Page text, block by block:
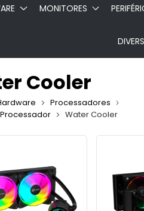
MONITORES
Cooler
Processadores
Water Cooler